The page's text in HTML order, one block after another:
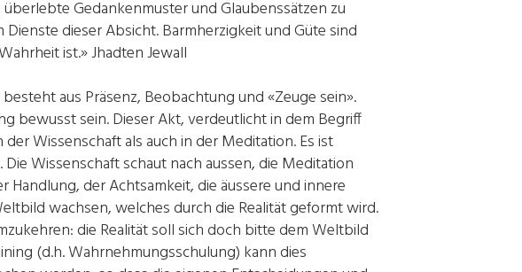
Gedankenmuster und Glaubenssätzen zu
dieser Absicht. Barmherzigkeit und Güte sind
ist.» Jhadten Jewall
aus Präsenz, Beobachtung und «Zeuge sein».
bewusst sein. Dieser Akt, verdeutlicht in dem Begriff
Wissenschaft als auch in der Meditation. Es ist
Wissenschaft schaut nach aussen, die Meditation
Handlung, der Achtsamkeit, die äussere und innere
wachsen, welches durch die Realität geformt wird.
die Realität soll sich doch bitte dem Weltbild
(d.h. Wahrnehmungsschulung) kann dies